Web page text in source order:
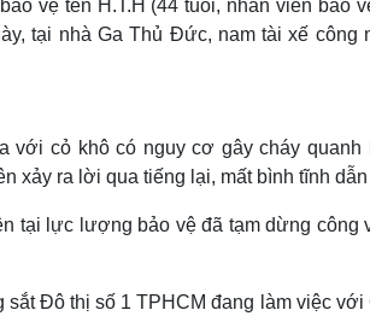
vệ tên H.T.H (44 tuổi, nhân viên bảo
tại nhà Ga Thủ Đức, nam tài xế
với cỏ khô có nguy cơ gây cháy
xảy ra lời qua tiếng lại, mất bình tĩnh
tại lực lượng bảo vệ đã tạm dừng công
Đô thị số 1 TPHCM đang làm việc